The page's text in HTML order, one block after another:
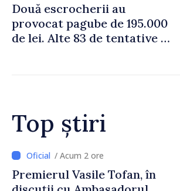
Două escrocherii au
provocat pagube de 195.000
de lei. Alte 83 de tentative au
Top știri
/ Acum 10 minute
Zelenski a ajuns în Serbia, în